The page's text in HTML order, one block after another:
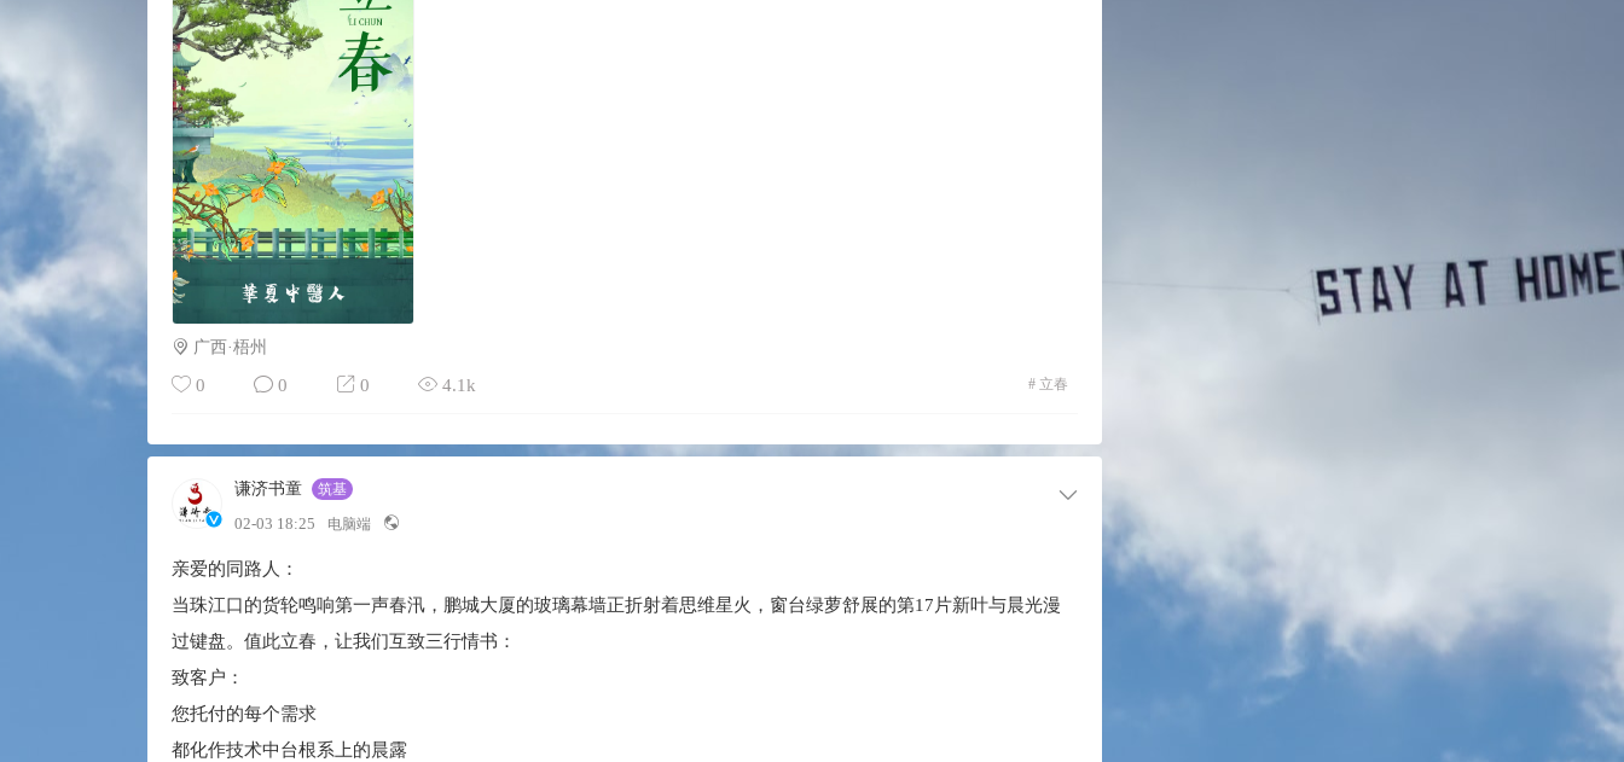
最前沿的量子比特，
终将读懂最古老的寸口脉象。
广西·梧州
0 0 0 4.1k # 立春
谦济书童 筑基
02-03 18:25 电脑端
亲爱的同路人：
当珠江口的货轮鸣响第一声春汛，鹏城大厦的玻璃幕墙正折射着思维星火，窗台绿萝舒展的第17片新叶与晨光漫
过键盘。值此立春，让我们互致三行情书：
致客户：
您托付的每个需求
都化作技术中台根系上的晨露